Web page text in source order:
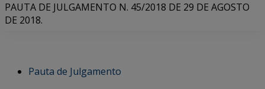
PAUTA DE JULGAMENTO N. 45/2018 DE 29 DE AGOSTO
DE 2018.
Pauta de Julgamento